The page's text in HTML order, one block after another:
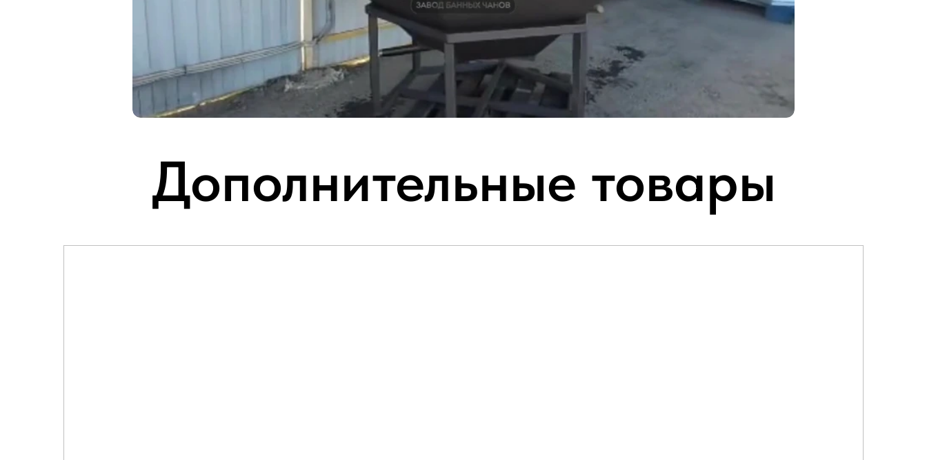
Дополнительные товары